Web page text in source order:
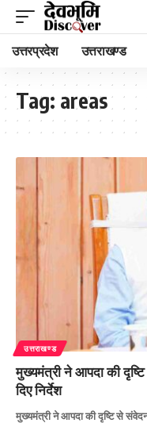
उत्तरप्रदेश उत्तराखण्ड
Tag: areas
उत्तराखण्ड
मुख्यमंत्री ने आपदा की
दिए निर्देश
मुख्यमंत्री ने आपदा की दृष्टि से